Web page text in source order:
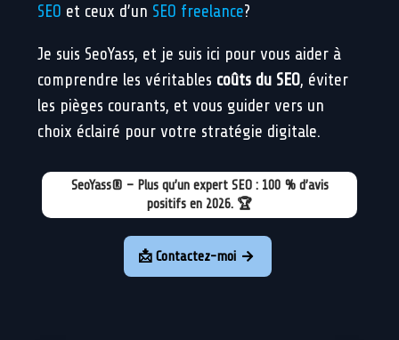
SEO et ceux d’un SEO freelance?
Je suis SeoYass, et je suis ici pour vous aider à
comprendre les véritables coûts du SEO, éviter
les pièges courants, et vous guider vers un
choix éclairé pour votre stratégie digitale.
SeoYass® – Plus qu’un expert SEO : 100 % d’avis
positifs en 2026. 🏆
📩 Contactez-moi 